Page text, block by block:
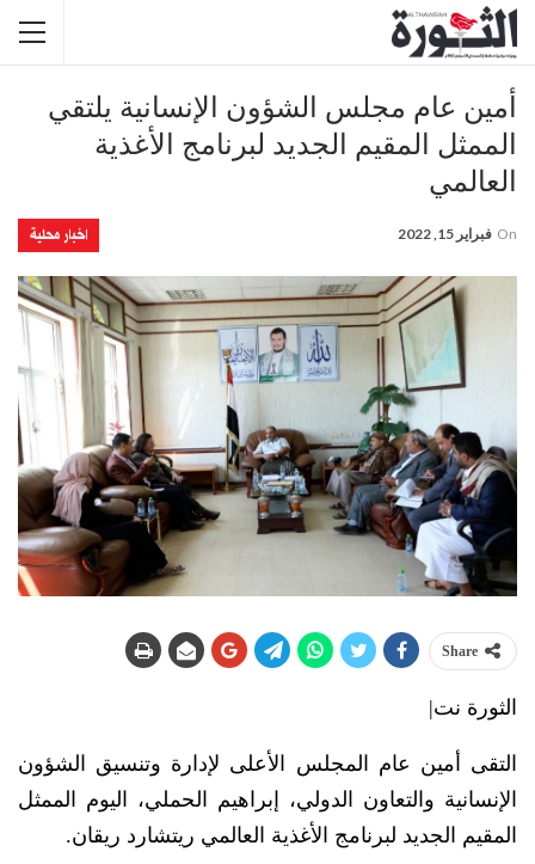
أمين عام مجلس الشؤون الإنسانية يلتقي
الممثل المقيم الجديد لبرنامج الأغذية
العالمي
اخبار محلية On فبراير 15, 2022
Share
الثورة نت|
التقى أمين عام المجلس الأعلى لإدارة وتنسيق الشؤون
الإنسانية والتعاون الدولي، إبراهيم الحملي، اليوم الممثل
المقيم الجديد لبرنامج الأغذية العالمي ريتشارد ريقان.